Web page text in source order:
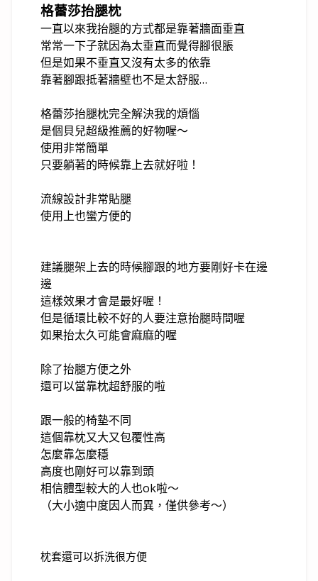
格蕾莎抬腿枕
一直以來我抬腿的方式都是靠著牆面垂直
常常一下子就因為太垂直而覺得腳很脹
但是如果不垂直又沒有太多的依靠
靠著腳跟抵著牆壁也不是太舒服…
格蕾莎抬腿枕完全解決我的煩惱
是個貝兒超級推薦的好物喔～
使用非常簡單
只要躺著的時候靠上去就好啦！
流線設計非常貼腿
使用上也蠻方便的
建議腿架上去的時候腳跟的地方要剛好卡在邊
邊
這樣效果才會是最好喔！
但是循環比較不好的人要注意抬腿時間喔
如果抬太久可能會麻麻的喔
除了抬腿方便之外
還可以當靠枕超舒服的啦
跟一般的椅墊不同
這個靠枕又大又包覆性高
怎麼靠怎麼穩
高度也剛好可以靠到頭
相信體型較大的人也ok啦～
（大小適中度因人而異，僅供參考～）
枕套還可以拆洗很方便